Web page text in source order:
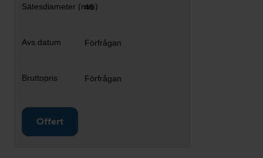
46
Förfrågan
Förfrågan
Offert